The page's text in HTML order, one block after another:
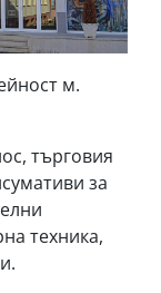
м.
търговия
за
техника,